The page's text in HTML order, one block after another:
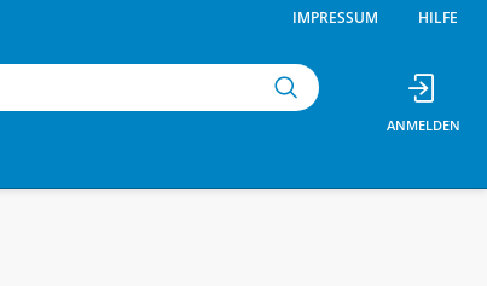
IMPRESSUM HILFE